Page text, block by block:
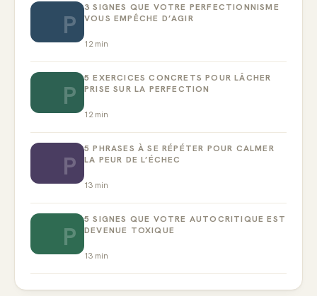
P
3 SIGNES QUE VOTRE PERFECTIONNISME
VOUS EMPÊCHE D’AGIR
12 min
P
5 EXERCICES CONCRETS POUR LÂCHER
PRISE SUR LA PERFECTION
12 min
P
5 PHRASES À SE RÉPÉTER POUR CALMER
LA PEUR DE L’ÉCHEC
13 min
P
5 SIGNES QUE VOTRE AUTOCRITIQUE EST
DEVENUE TOXIQUE
13 min